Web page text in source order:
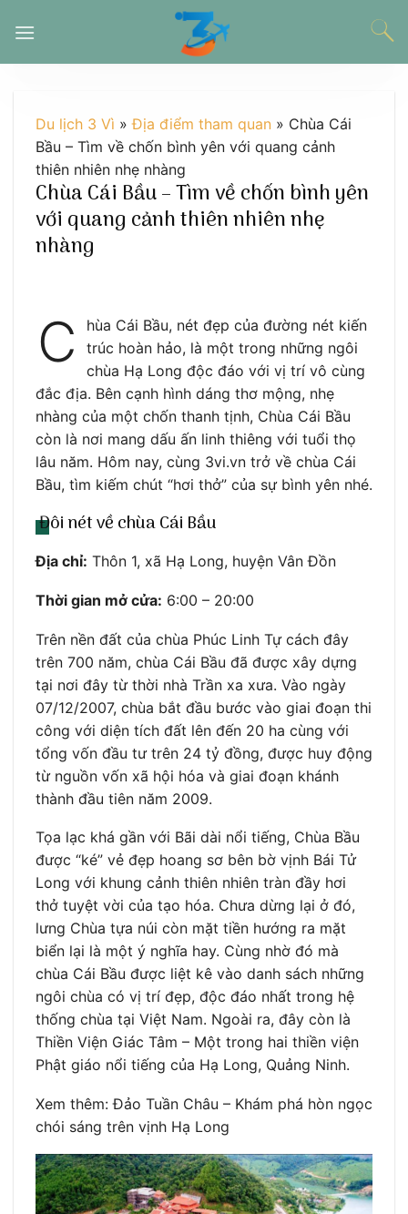
đến
Du lịch 3 Vì »Địa điểm tham quan » Chùa Cái
Bầu – Tìm về chốn bình yên với quang cảnh
thiên nhiên nhẹ nhàng
Chùa Cái Bầu – Tìm về chốn bình yên
với quang cảnh thiên nhiên nhẹ
nhàng
C
hùa Cái Bầu, nét đẹp của đường nét kiến
trúc hoàn hảo, là một trong những ngôi
chùa Hạ Long độc đáo với vị trí vô cùng
đắc địa. Bên cạnh hình dáng thơ mộng, nhẹ
nhàng của một chốn thanh tịnh, Chùa Cái Bầu
còn là nơi mang dấu ấn linh thiêng với tuổi thọ
lâu năm. Hôm nay, cùng 3vi.vn trở về chùa Cái
Bầu, tìm kiếm chút “hơi thở” của sự bình yên nhé.
Đôi nét về chùa Cái Bầu
Địa chỉ: Thôn 1, xã Hạ Long, huyện Vân Đồn
Thời gian mở cửa: 6:00 – 20:00
Trên nền đất của chùa Phúc Linh Tự cách đây
trên 700 năm, chùa Cái Bầu đã được xây dựng
tại nơi đây từ thời nhà Trần xa xưa. Vào ngày
07/12/2007, chùa bắt đầu bước vào giai đoạn thi
công với diện tích đất lên đến 20 ha cùng với
tổng vốn đầu tư trên 24 tỷ đồng, được huy động
từ nguồn vốn xã hội hóa và giai đoạn khánh
thành đầu tiên năm 2009.
Tọa lạc khá gần với Bãi dài nổi tiếng, Chùa Bầu
được “ké” vẻ đẹp hoang sơ bên bờ vịnh Bái Tử
Long với khung cảnh thiên nhiên tràn đầy hơi
thở tuyệt vời của tạo hóa. Chưa dừng lại ở đó,
lưng Chùa tựa núi còn mặt tiền hướng ra mặt
biển lại là một ý nghĩa hay. Cùng nhờ đó mà
chùa Cái Bầu được liệt kê vào danh sách những
ngôi chùa có vị trí đẹp, độc đáo nhất trong hệ
thống chùa tại Việt Nam. Ngoài ra, đây còn là
Thiền Viện Giác Tâm – Một trong hai thiền viện
Phật giáo nổi tiếng của Hạ Long, Quảng Ninh.
Xem thêm: Đảo Tuần Châu – Khám phá hòn ngọc
chói sáng trên vịnh Hạ Long